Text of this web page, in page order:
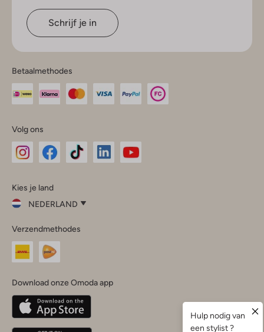
Schrijf je in
Betaalmethodes
Volg ons
InstagramFacebook
Kies je land
NEDERLAND
je
land
Nederland
Belgique(Français)
Deutschland
Verzendmethodes
Download onze Omoda app